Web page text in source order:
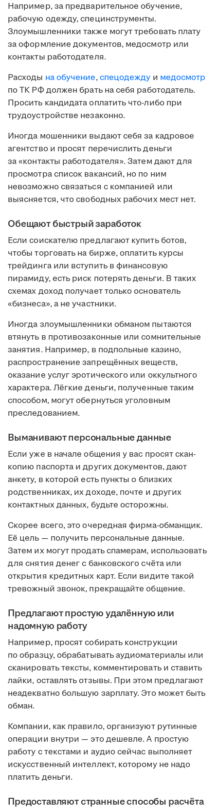
Например, за предварительное обучение,
рабочую одежду, специнструменты.
Злоумышленники также могут требовать плату
за оформление документов, медосмотр или
контакты работодателя.
Расходы на обучение,спецодежду и медосмотр
по ТК РФ должен брать на себя работодатель.
Просить кандидата оплатить что-либо при
трудоустройстве незаконно.
Иногда мошенники выдают себя за кадровое
агентство и просят перечислить деньги
за «контакты работодателя». Затем дают для
просмотра список вакансий, но по ним
невозможно связаться с компанией или
выясняется, что свободных рабочих мест нет.
Обещают быстрый заработок
Если соискателю предлагают купить ботов,
чтобы торговать на бирже, оплатить курсы
трейдинга или вступить в финансовую
пирамиду, есть риск потерять деньги. В таких
схемах доход получает только основатель
«бизнеса», а не участники.
Иногда злоумышленники обманом пытаются
втянуть в противозаконные или сомнительные
занятия. Например, в подпольные казино,
распространение запрещённых веществ,
оказание услуг эротического или оккультного
характера. Лёгкие деньги, полученные таким
способом, могут обернуться уголовным
преследованием.
Выманивают персональные данные
Если уже в начале общения у вас просят скан-
копию паспорта и других документов, дают
анкету, в которой есть пункты о близких
родственниках, их доходе, почте и других
контактных данных, будьте осторожны.
Скорее всего, это очередная фирма-обманщик.
Её цель — получить персональные данные.
Затем их могут продать спамерам, использовать
для снятия денег с банковского счёта или
открытия кредитных карт. Если видите такой
тревожный звонок, прекращайте общение.
Предлагают простую удалённую или
надомную работу
Например, просят собирать конструкции
по образцу, обрабатывать аудиоматериалы или
сканировать тексты, комментировать и ставить
лайки, оставлять отзывы. При этом предлагают
неадекватно большую зарплату. Это может быть
обман.
Компании, как правило, организуют рутинные
операции внутри — это дешевле. А простую
работу с текстами и аудио сейчас выполняет
искусственный интеллект, которому не надо
платить деньги.
Предоставляют странные способы расчёта